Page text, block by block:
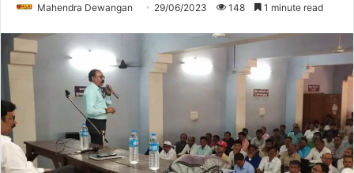
Mahendra Dewangan 29/06/2023 148 1 minute read